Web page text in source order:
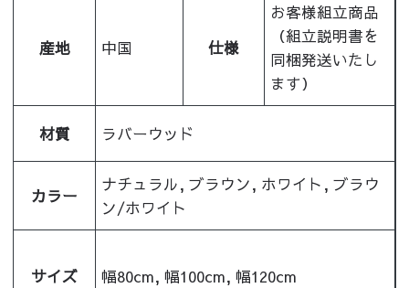
産地 中国 仕様
お客様組立商品
（組立説明書を
同梱発送いたし
ます）
材質 ラバーウッド
カラー
ナチュラル, ブラウン, ホワイト, ブラウ
ン/ホワイト
サイズ 幅80cm, 幅100cm, 幅120cm